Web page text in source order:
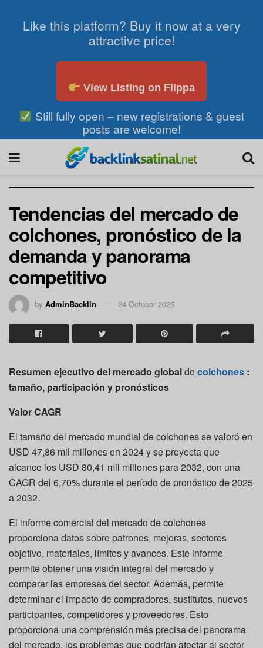
Like this platform? Buy it now at a very
attractive price!
View Listing on Flippa
Still fully open – new registrations & guest
posts are welcome!
Tendencias del mercado de
colchones, pronóstico de la
demanda y panorama
competitivo
by AdminBacklin 24 October 2025
Resumen ejecutivo del mercado globaldecolchones :
tamaño, participación y pronósticos
Valor CAGR
El tamaño del mercado mundial de colchones se valoró en
USD 47,86 mil millones en 2024 y se proyecta que
alcance los USD 80,41 mil millones para 2032, con una
CAGR del 6,70% durante el período de pronóstico de 2025
a 2032.
El informe comercial del mercado de colchones
proporciona datos sobre patrones, mejoras, sectores
objetivo, materiales, límites y avances. Este informe
permite obtener una visión integral del mercado y
comparar las empresas del sector. Además, permite
determinar el impacto de compradores, sustitutos, nuevos
participantes, competidores y proveedores. Esto
proporciona una comprensión más precisa del panorama
del mercado, los problemas que podrían afectar al sector